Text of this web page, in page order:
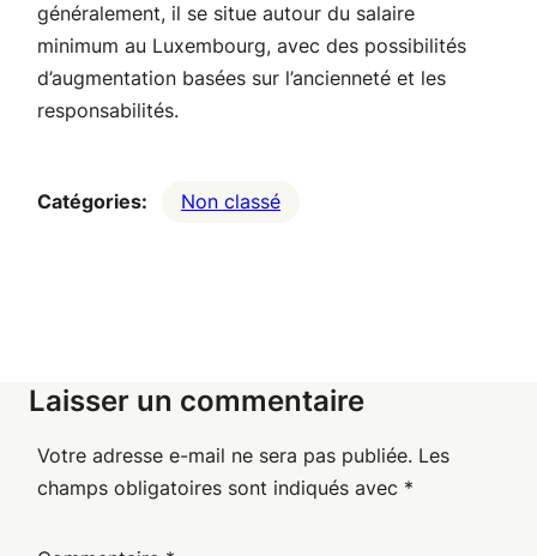
généralement, il se situe autour du salaire
minimum au Luxembourg, avec des possibilités
d’augmentation basées sur l’ancienneté et les
responsabilités.
Catégories: Non classé
Laisser un commentaire
Votre adresse e-mail ne sera pas publiée. Les
champs obligatoires sont indiqués avec *